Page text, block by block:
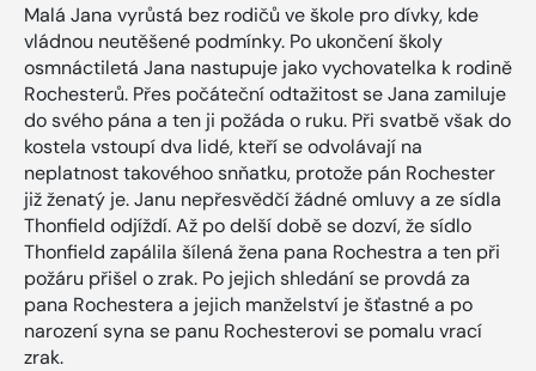
Malá Jana vyrůstá bez rodičů ve škole pro dívky, kde
vládnou neutěšené podmínky. Po ukončení školy
osmnáctiletá Jana nastupuje jako vychovatelka k rodině
Rochesterů. Přes počáteční odtažitost se Jana zamiluje
do svého pána a ten ji požáda o ruku. Při svatbě však do
kostela vstoupí dva lidé, kteří se odvolávají na
neplatnost takovéhoo snňatku, protože pán Rochester
již ženatý je. Janu nepřesvědčí žádné omluvy a ze sídla
Thonfield odjíždí. Až po delší době se dozví, že sídlo
Thonfield zapálila šílená žena pana Rochestra a ten při
požáru přišel o zrak. Po jejich shledání se provdá za
pana Rochestera a jejich manželství je šťastné a po
narození syna se panu Rochesterovi se pomalu vrací
zrak.